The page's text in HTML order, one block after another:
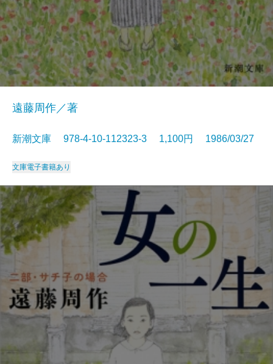
遠藤周作／著
新潮文庫 978-4-10-112323-3 1,100円 1986/03/27
文庫電子書籍あり